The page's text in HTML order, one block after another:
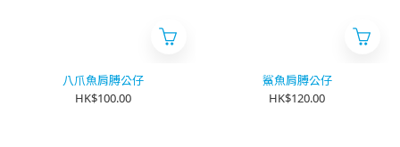
八爪魚肩膊公仔
HK$100.00
鯊魚肩膊公仔
HK$120.00